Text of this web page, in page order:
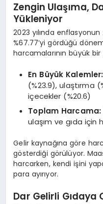
Zengin Ulaşıma,
Yükleniyor
2023 yılında enflasyonun
%67.77’yi gördüğü
harcamalarının büyük bir
En Büyük Kalemler:
(%23.9), ulaştırma
içecekler (%20.6)
Toplam Harcama:
ulaşım ve gıda için
Gelir kaynağına göre
gösterdiği görülüyor.
harcarken, kendi işini
para ayırıyor.
Dar Gelirli Gıdaya